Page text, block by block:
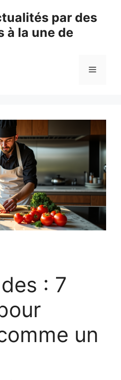
par des
à la une de
Menu
: 7
un